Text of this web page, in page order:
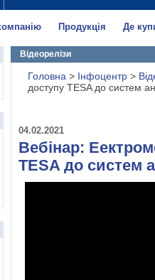
Продукція Де
Відеорелізи
Головна > Інфоцентр >
доступу TESA до систем
04.02.2021
Вебінар:
TESA до систем